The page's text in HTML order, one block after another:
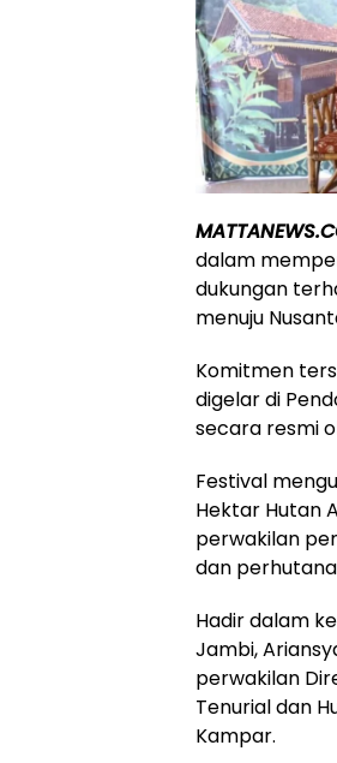
dalam
dukungan
menuju
Komitmen
digelar di
secara resmi
Festival
Hektar Hutan
perwakilan
dan
Hadir dalam
Jambi,
perwakilan
Tenurial dan
Kampar.